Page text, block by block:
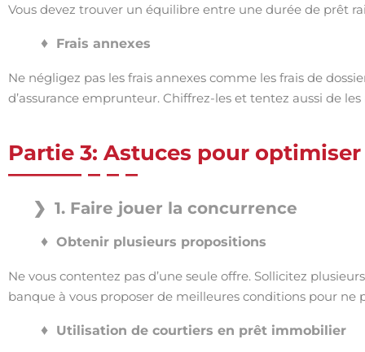
Vous devez trouver un équilibre entre une durée de prêt
Frais annexes
Ne négligez pas les frais annexes comme les frais de
d’assurance emprunteur. Chiffrez-les et tentez aussi de
Partie 3: Astuces pour
1. Faire jouer la concurrence
Obtenir plusieurs propositions
Ne vous contentez pas d’une seule offre. Sollicitez
banque à vous proposer de meilleures conditions pour ne
Utilisation de courtiers en prêt immobilier